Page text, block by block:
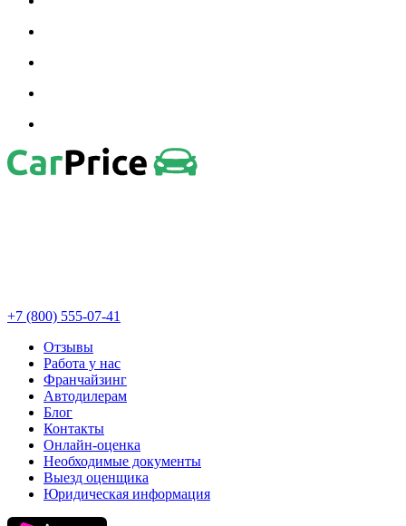
+7 (800) 555-07-41
Отзывы
Работа у нас
Франчайзинг
Автодилерам
Блог
Контакты
Онлайн-оценка
Необходимые документы
Выезд оценщика
Юридическая информация